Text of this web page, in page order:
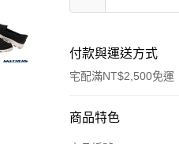
付款與運送方式
宅配滿NT$2,500免運
付款方式
商品特色